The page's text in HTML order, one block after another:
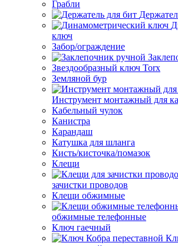
Грабли
ключ
Забор/ограждение
Звездообразный ключ Torx
Земляной бур
Инструмент монтажный для
Кабельный чулок
Канистра
Карандаш
Катушка для шланга
Кисть/кисточка/помазок
Клещи
зачистки проводов
Клещи обжимные
обжимные телефонные
Ключ гаечный